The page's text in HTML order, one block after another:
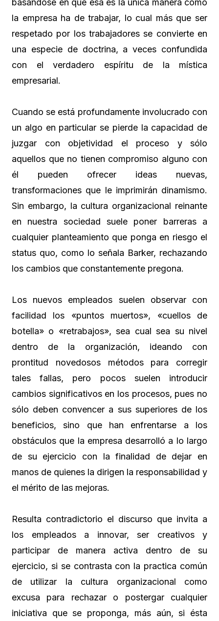
basándose en que ésa es la única manera como
la empresa ha de trabajar, lo cual más que ser
respetado por los trabajadores se convierte en
una especie de doctrina, a veces confundida
con el verdadero espíritu de la mística
empresarial.
Cuando se está profundamente involucrado con
un algo en particular se pierde la capacidad de
juzgar con objetividad el proceso y sólo
aquellos que no tienen compromiso alguno con
él pueden ofrecer ideas nuevas,
transformaciones que le imprimirán dinamismo.
Sin embargo, la cultura organizacional reinante
en nuestra sociedad suele poner barreras a
cualquier planteamiento que ponga en riesgo el
status quo, como lo señala Barker, rechazando
los cambios que constantemente pregona.
Los nuevos empleados suelen observar con
facilidad los «puntos muertos», «cuellos de
botella» o «retrabajos», sea cual sea su nivel
dentro de la organización, ideando con
prontitud novedosos métodos para corregir
tales fallas, pero pocos suelen introducir
cambios significativos en los procesos, pues no
sólo deben convencer a sus superiores de los
beneficios, sino que han enfrentarse a los
obstáculos que la empresa desarrolló a lo largo
de su ejercicio con la finalidad de dejar en
manos de quienes la dirigen la responsabilidad y
el mérito de las mejoras.
Resulta contradictorio el discurso que invita a
los empleados a innovar, ser creativos y
participar de manera activa dentro de su
ejercicio, si se contrasta con la practica común
de utilizar la cultura organizacional como
excusa para rechazar o postergar cualquier
iniciativa que se proponga, más aún, si ésta